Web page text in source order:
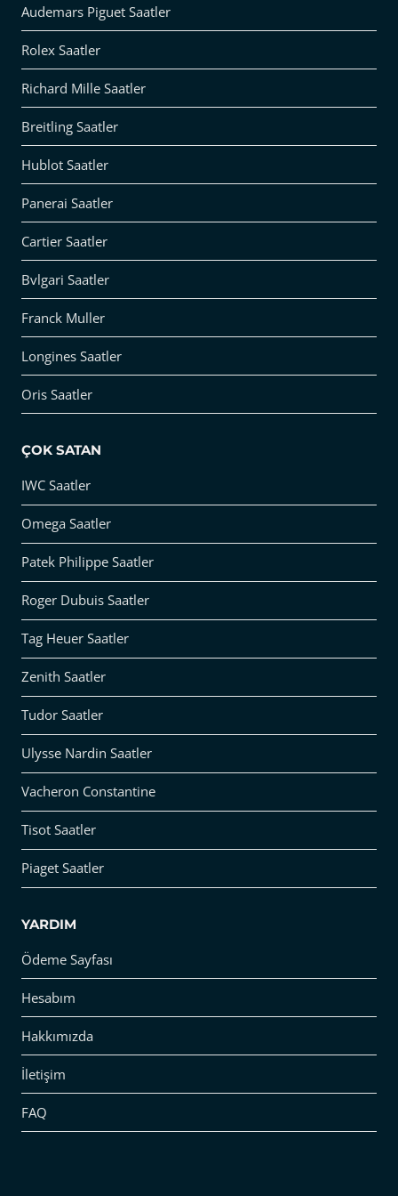
Audemars Piguet Saatler
Rolex Saatler
Richard Mille Saatler
Breitling Saatler
Hublot Saatler
Panerai Saatler
Cartier Saatler
Bvlgari Saatler
Franck Muller
Longines Saatler
Oris Saatler
ÇOK SATAN
IWC Saatler
Omega Saatler
Patek Philippe Saatler
Roger Dubuis Saatler
Tag Heuer Saatler
Zenith Saatler
Tudor Saatler
Ulysse Nardin Saatler
Vacheron Constantine
Tisot Saatler
Piaget Saatler
YARDIM
Ödeme Sayfası
Hesabım
Hakkımızda
İletişim
FAQ